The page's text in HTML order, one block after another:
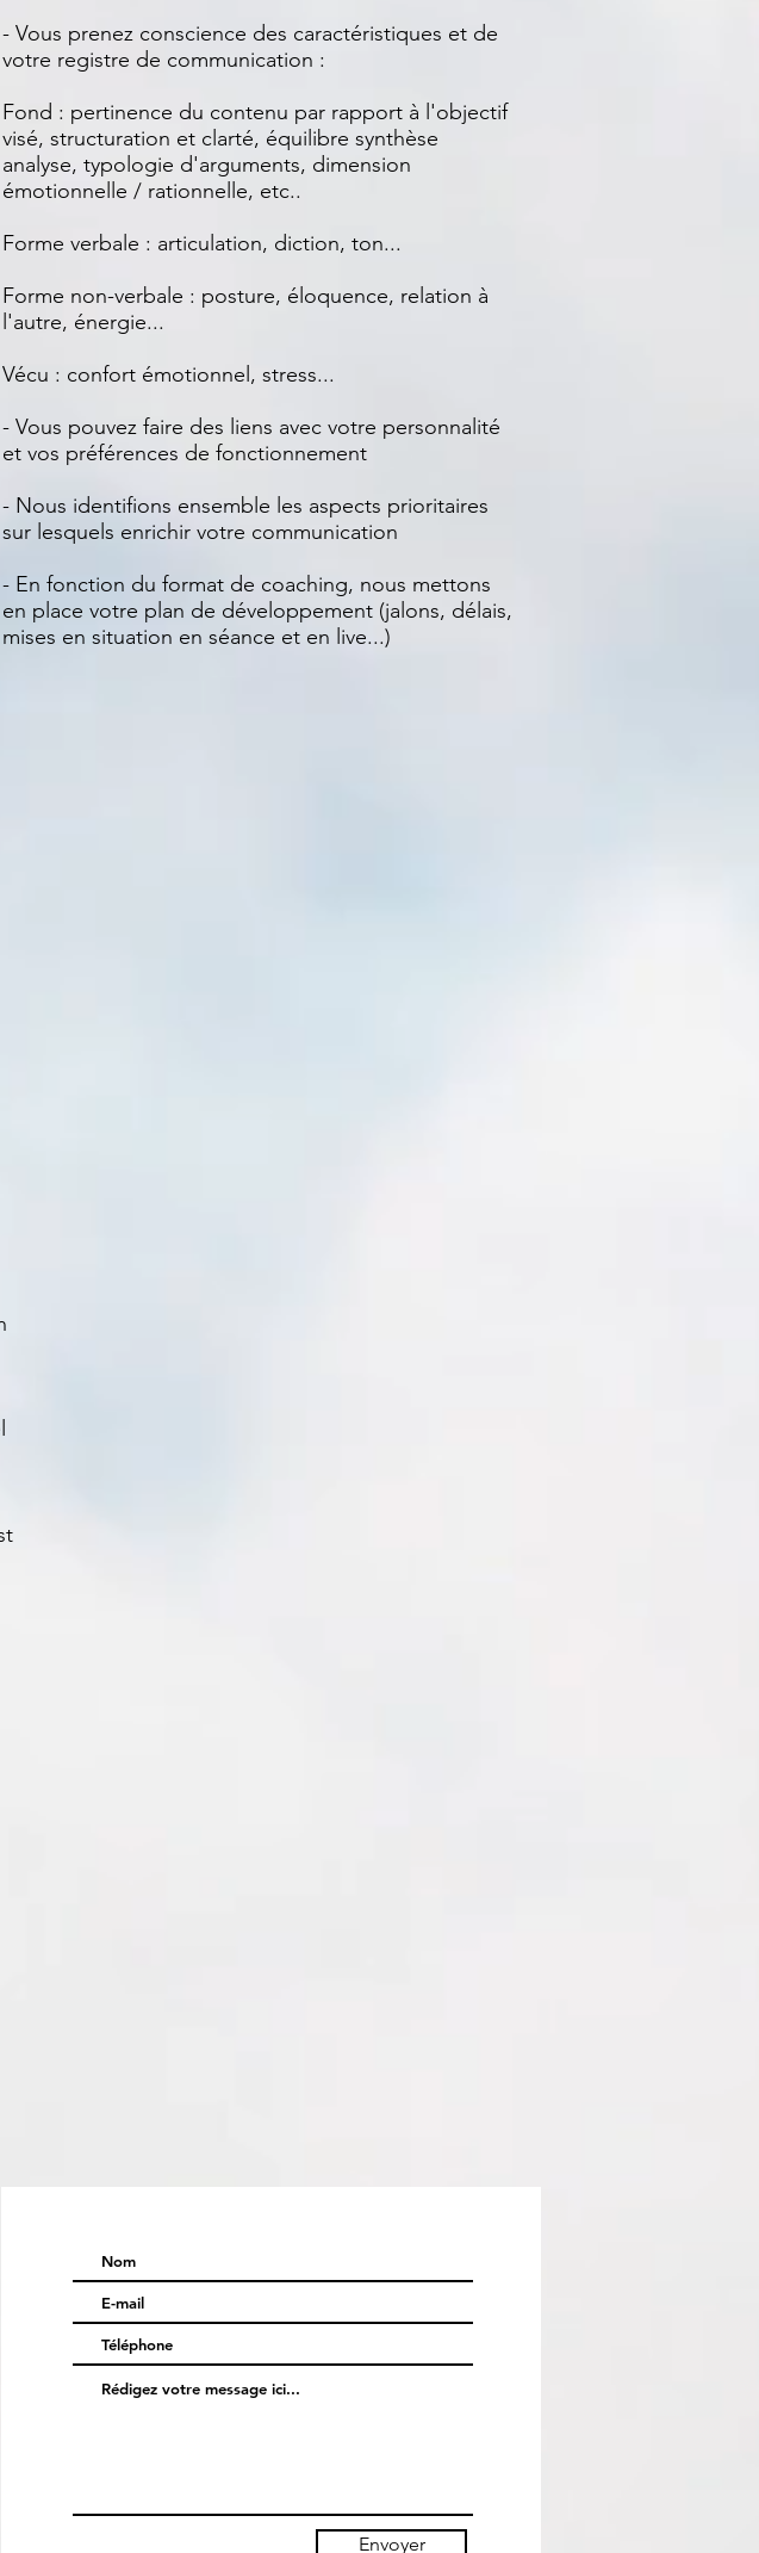
- Vous prenez conscience des caractéristiques et de
votre registre de communication :
Fond : pertinence du contenu par rapport à l'objectif
visé, structuration et clarté, équilibre synthèse
analyse, typologie d'arguments, dimension
émotionnelle / rationnelle, etc..
Forme verbale : articulation, diction, ton...
Forme non-verbale : posture, éloquence, relation à
l'autre, énergie...
Vécu : confort émotionnel, stress...
- Vous pouvez faire des liens avec votre personnalité
et vos préférences de fonctionnement
- Nous identifions ensemble les aspects prioritaires
sur lesquels enrichir votre communication
- En fonction du format de coaching, nous mettons
en place votre plan de développement (jalons, délais,
mises en situation en séance et en live...)
Envoyer